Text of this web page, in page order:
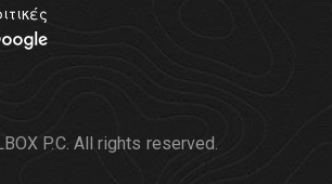
P.C. All rights reserved.